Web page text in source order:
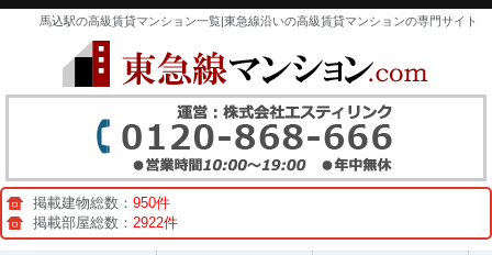
馬込駅の高級賃貸マンション一覧|東急線沿いの高級賃貸マンションの専門サイト
掲載建物総数： 950件
掲載部屋総数： 2922件